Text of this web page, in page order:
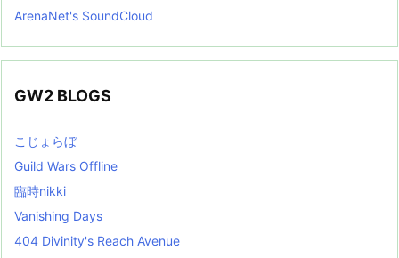
ArenaNet's SoundCloud
GW2 BLOGS
こじょらぼ
Guild Wars Offline
臨時nikki
Vanishing Days
404 Divinity's Reach Avenue